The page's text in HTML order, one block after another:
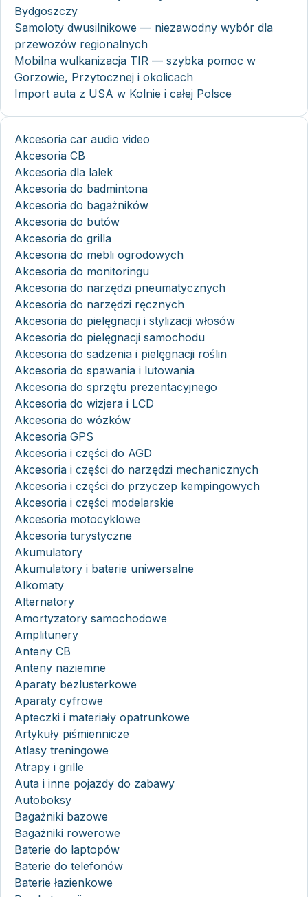
Bydgoszczy
Samoloty dwusilnikowe — niezawodny wybór dla
przewozów regionalnych
Mobilna wulkanizacja TIR — szybka pomoc w
Gorzowie, Przytocznej i okolicach
Import auta z USA w Kolnie i całej Polsce
Akcesoria car audio video
Akcesoria CB
Akcesoria dla lalek
Akcesoria do badmintona
Akcesoria do bagażników
Akcesoria do butów
Akcesoria do grilla
Akcesoria do mebli ogrodowych
Akcesoria do monitoringu
Akcesoria do narzędzi pneumatycznych
Akcesoria do narzędzi ręcznych
Akcesoria do pielęgnacji i stylizacji włosów
Akcesoria do pielęgnacji samochodu
Akcesoria do sadzenia i pielęgnacji roślin
Akcesoria do spawania i lutowania
Akcesoria do sprzętu prezentacyjnego
Akcesoria do wizjera i LCD
Akcesoria do wózków
Akcesoria GPS
Akcesoria i części do AGD
Akcesoria i części do narzędzi mechanicznych
Akcesoria i części do przyczep kempingowych
Akcesoria i części modelarskie
Akcesoria motocyklowe
Akcesoria turystyczne
Akumulatory
Akumulatory i baterie uniwersalne
Alkomaty
Alternatory
Amortyzatory samochodowe
Amplitunery
Anteny CB
Anteny naziemne
Aparaty bezlusterkowe
Aparaty cyfrowe
Apteczki i materiały opatrunkowe
Artykuły piśmiennicze
Atlasy treningowe
Atrapy i grille
Auta i inne pojazdy do zabawy
Autoboksy
Bagażniki bazowe
Bagażniki rowerowe
Baterie do laptopów
Baterie do telefonów
Baterie łazienkowe